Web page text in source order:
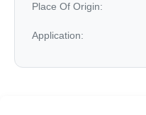
Place Of Origin:
Application: